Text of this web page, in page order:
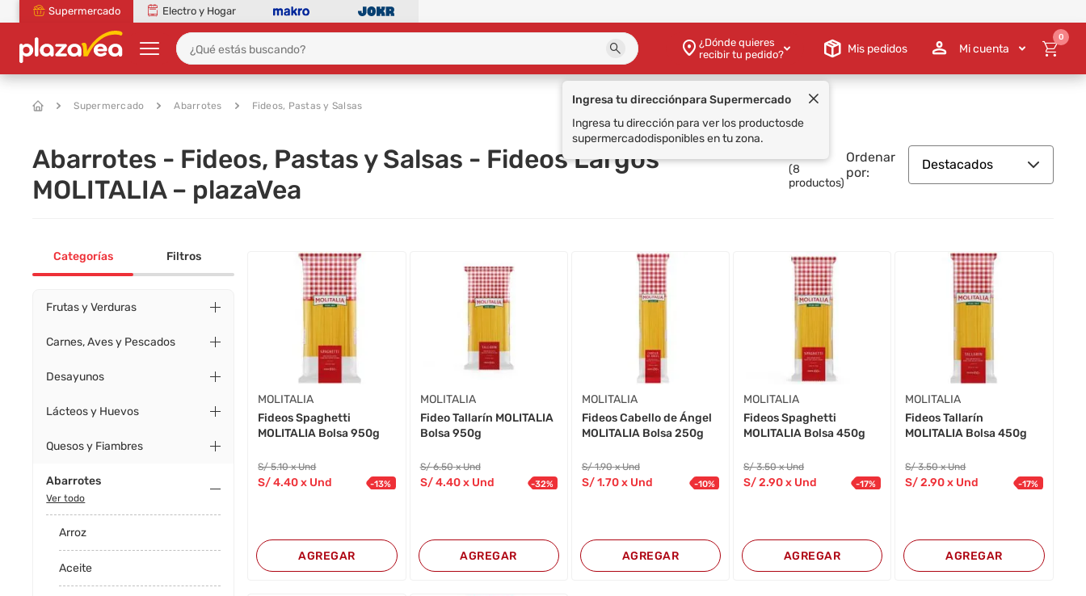
Supermercado Electro y Hogar
¿Dónde quieres
recibir tu pedido?
Mis pedidos Mi cuenta
0
Supermercado Abarrotes Fideos, Pastas y Salsas
Abarrotes - Fideos, Pastas y Salsas - Fideos Largos
MOLITALIA – plazaVea
(8
productos)
Ordenar
por:
Destacados
Categorías Filtros
Frutas y Verduras
Carnes, Aves y Pescados
Desayunos
Lácteos y Huevos
Quesos y Fiambres
Abarrotes
Ver todo
Arroz
Aceite
MOLITALIA
Fideos Spaghetti
MOLITALIA Bolsa 950g
S/5.10 x Und
S/4.40x Und -13%
AGREGAR
MOLITALIA
Fideo Tallarín MOLITALIA
Bolsa 950g
S/6.50 x Und
S/4.40 x Und -32%
AGREGAR
MOLITALIA
Fideos Cabello de Ángel
MOLITALIA Bolsa 250g
S/1.90 x Und
S/1.70x Und -10%
AGREGAR
MOLITALIA
Fideos Spaghetti
MOLITALIA Bolsa 450g
S/3.50 x Und
S/2.90x Und -17%
AGREGAR
MOLITALIA
Fideos Tallarín
MOLITALIA Bolsa 450g
S/3.50 x Und
S/2.90x Und -17%
AGREGAR